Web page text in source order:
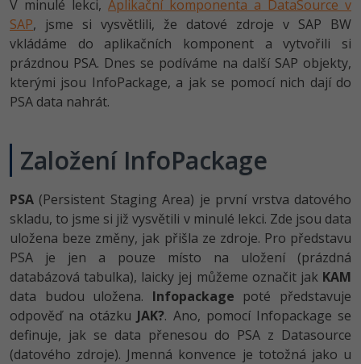
UML a návrhové vzory
React
Spring
Django
Best practices
HTML / CSS
UML a návrhové vzory
MySQL/MariaDB
SQLite
Tester
Systémový administrátor
3D grafik
Databázový analytik
Copywriter
WordPress specialista
SEO specialista
Swift -80%
Kotlin -80%
-80%
VB.NET
SQL
Návrh SW -80%
Algoritmy -41%
Umělá inteligence (AI) -10%
Pro děti
SEO
UX
Business
Copywriting -30%
MS Office
Google Dokumenty
Time management
Windows
Linux
Adobe XD
Adobe InDesign -25%
Adobe After Effects
Inkscape
Fotografování -80%
Video
Ostatní
Fórum
V minulé lekci, Aplikační komponenta a DataSource v
SAP, jsme si vysvětlili, že datové zdroje v SAP BW
vkládáme do aplikačních komponent a vytvořili si
prázdnou PSA. Dnes se podíváme na další SAP objekty,
kterými jsou InfoPackage, a jak se pomocí nich dají do
PSA data nahrát.
Založení InfoPackage
PSA (Persistent Staging Area) je první vrstva datového
skladu, to jsme si již vysvětili v minulé lekci. Zde jsou data
uložena beze změny, jak přišla ze zdroje. Pro představu
PSA je jen a pouze místo na uložení (prázdná
databázová tabulka), laicky jej můžeme označit jak KAM
data budou uložena. Infopackage poté představuje
odpověď na otázku JAK?. Ano, pomocí Infopackage se
definuje, jak se data přenesou do PSA z Datasource
(datového zdroje). Jmenná konvence je totožná jako u